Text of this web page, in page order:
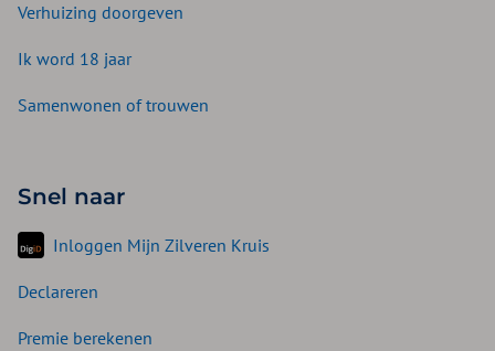
Verhuizing doorgeven
Ik word 18 jaar
Samenwonen of trouwen
Snel naar
Inloggen Mijn Zilveren Kruis
Declareren
Premie berekenen